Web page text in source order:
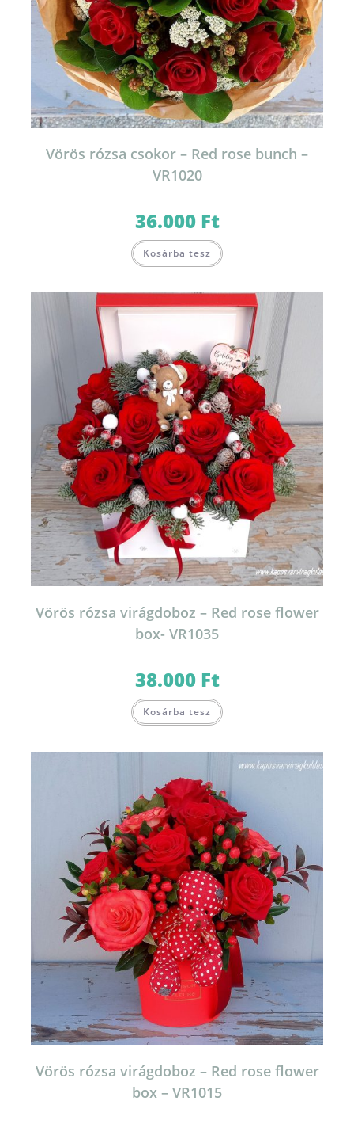
Vörös rózsa csokor – Red rose bunch –
VR1020
36.000 Ft
Kosárba tesz
Vörös rózsa virágdoboz – Red rose flower
box- VR1035
38.000 Ft
Kosárba tesz
Vörös rózsa virágdoboz – Red rose flower
box – VR1015